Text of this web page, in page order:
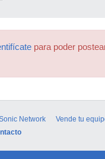
para poder
Network Vende tu